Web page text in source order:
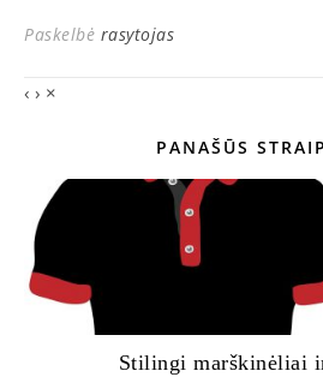
Paskelbė rasytojas
‹ › ×
PANAŠŪS
Stilingi marškinėliai